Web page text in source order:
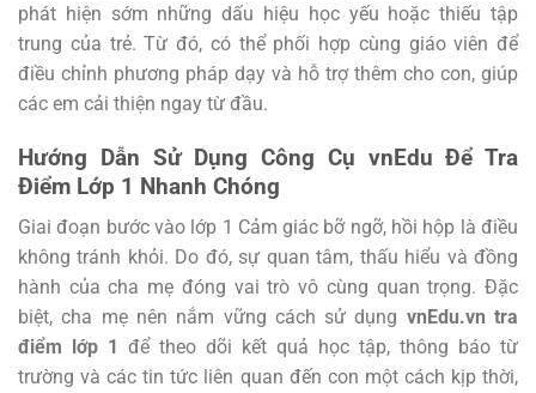
phát hiện sớm những dấu hiệu học yếu hoặc thiếu tập
trung của trẻ. Từ đó, có thể phối hợp cùng giáo viên để
điều chỉnh phương pháp dạy và hỗ trợ thêm cho con, giúp
các em cải thiện ngay từ đầu.
Hướng Dẫn Sử Dụng Công Cụ vnEdu Để Tra
Điểm Lớp 1 Nhanh Chóng
Giai đoạn bước vào lớp 1 Cảm giác bỡ ngỡ, hồi hộp là điều
không tránh khỏi. Do đó, sự quan tâm, thấu hiểu và đồng
hành của cha mẹ đóng vai trò vô cùng quan trọng. Đặc
biệt, cha mẹ nên nắm vững cách sử dụng vnEdu.vn tra
điểm lớp 1 để theo dõi kết quả học tập, thông báo từ
trường và các tin tức liên quan đến con một cách kịp thời,